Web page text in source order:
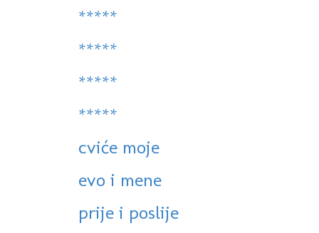
*****
*****
*****
*****
cviće moje
evo i mene
prije i poslije